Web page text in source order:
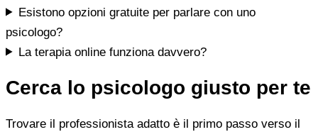
Esistono opzioni gratuite per parlare con uno
psicologo?
La terapia online funziona davvero?
Cerca lo psicologo giusto per te
Trovare il professionista adatto è il primo passo verso il